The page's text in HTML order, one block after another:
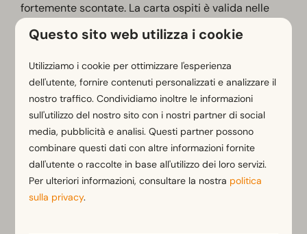
fortemente scontate. La carta ospiti è valida nelle
tre regioni di Wörthersee, Klagenfurt e Carinzia
centrale. Gli ospiti possono così usufruire di ingressi
gratuiti e sconti fino al 50% sulle escursioni intorno
al Wörthersee e in Carinzia. Ad esempio, chi noleggia
una e-bike presso l'ufficio turistico di Velden
risparmia 7 euro sul prezzo di noleggio. (Il prezzo di
noleggio per 24 ore è di 35 euro per bicicletta senza
WS-Plus Card e di 28 euro per bicicletta con WS-
Plus Card).
Questo sito web utilizza i cookie
Utilizziamo i cookie per ottimizzare l'esperienza
dell'utente, fornire contenuti personalizzati e analizzare il
nostro traffico. Condividiamo inoltre le informazioni
sull'utilizzo del nostro sito con i nostri partner di social
media, pubblicità e analisi. Questi partner possono
combinare questi dati con altre informazioni fornite
dall'utente o raccolte in base all'utilizzo dei loro servizi.
Per ulteriori informazioni, consultare la nostra politica
sulla privacy.